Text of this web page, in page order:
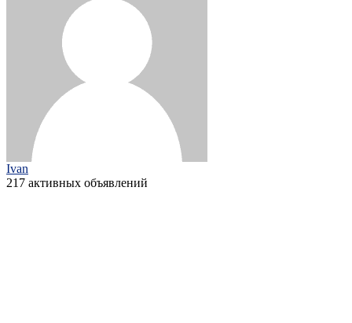
Ivan
217 активных объявлений